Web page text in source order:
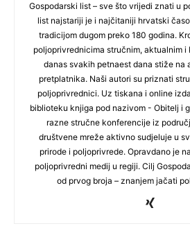
Gospodarski list – sve što vrijedi znati u
list najstariji je i najčitaniji hrvatski
tradicijom dugom preko 180 godina.
poljoprivrednicima stručnim, aktualnim i
danas svakih petnaest dana stiže na
pretplatnika. Naši autori su priznati
poljoprivrednici. Uz tiskana i online
biblioteku knjiga pod nazivom - Obitelj i
razne stručne konferencije iz
društvene mreže aktivno sudjeluje u
prirode i poljoprivrede. Opravdano je
poljoprivredni medij u regiji. Cilj
od prvog broja – znanjem jačati